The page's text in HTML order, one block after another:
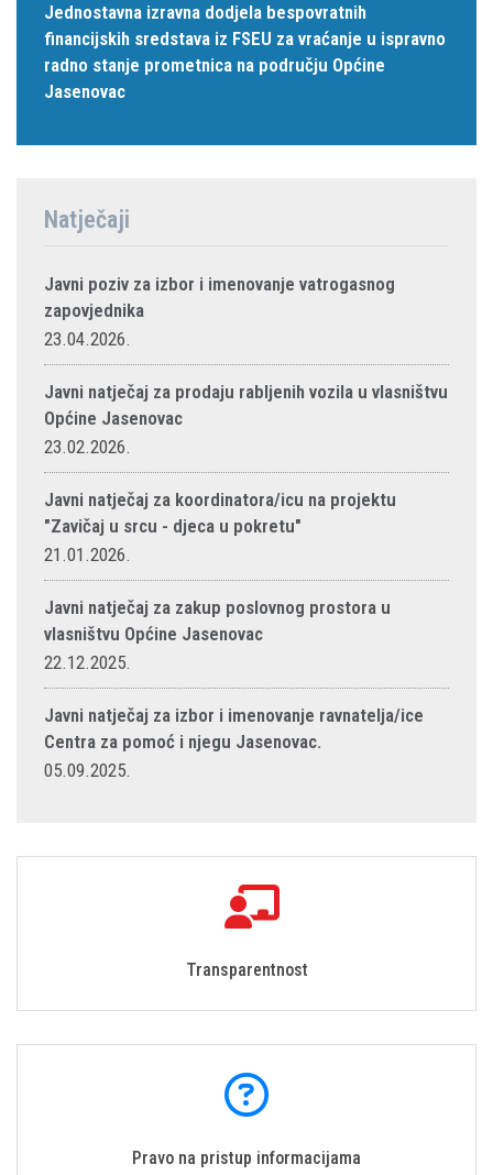
Jednostavna izravna dodjela bespovratnih
financijskih sredstava iz FSEU za vraćanje u ispravno
radno stanje prometnica na području Općine
Jasenovac
Natječaji
Javni poziv za izbor i imenovanje vatrogasnog
zapovjednika
23.04.2026.
Javni natječaj za prodaju rabljenih vozila u vlasništvu
Općine Jasenovac
23.02.2026.
Javni natječaj za koordinatora/icu na projektu
"Zavičaj u srcu - djeca u pokretu"
21.01.2026.
Javni natječaj za zakup poslovnog prostora u
vlasništvu Općine Jasenovac
22.12.2025.
Javni natječaj za izbor i imenovanje ravnatelja/ice
Centra za pomoć i njegu Jasenovac.
05.09.2025.
Transparentnost
Pravo na pristup informacijama